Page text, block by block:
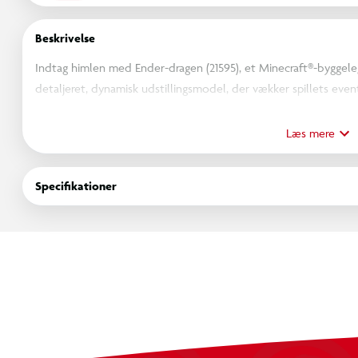
Beskrivelse
Indtag himlen med Ender-dragen (21595), et Minecraft®-
detaljeret, dynamisk udstillingsmodel, der vækker spillets
Drej håndsvinget på udstillingsstanden for at få
frygtindgydende mob i forskellige positurer ved hjælp af
realistiske indretningselement på en hylde, et skrivebord
Sættet er en fremragende gave til gamere – perfekt som
Læs mere
Specifikationer